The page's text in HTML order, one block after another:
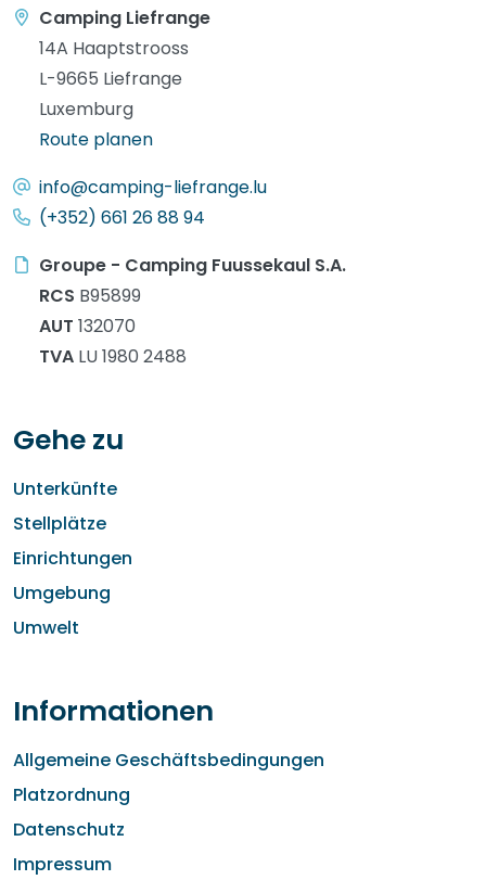
Camping Liefrange
14A Haaptstrooss
L-9665 Liefrange
Luxemburg
Route planen
info@camping-liefrange.lu
(+352) 661 26 88 94
Groupe - Camping Fuussekaul S.A.
RCS B95899
AUT 132070
TVA LU 1980 2488
Gehe zu
Unterkünfte
Stellplätze
Einrichtungen
Umgebung
Umwelt
Informationen
Allgemeine Geschäftsbedingungen
Platzordnung
Datenschutz
Impressum